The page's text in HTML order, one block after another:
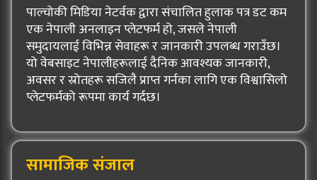
पाल्चोकी मिडिया नेटर्वक द्वारा संचालित हुलाक पत्र डट कम
एक नेपाली अनलाइन प्लेटफर्म हो, जसले नेपाली
समुदायलाई विभिन्न सेवाहरू र जानकारी उपलब्ध गराउँछ।
यो वेबसाइट नेपालीहरूलाई दैनिक आवश्यक जानकारी,
अवसर र स्रोतहरू सजिलै प्राप्त गर्नका लागि एक विश्वासिलो
प्लेटफर्मको रूपमा कार्य गर्दछ।
सामाजिक संजाल